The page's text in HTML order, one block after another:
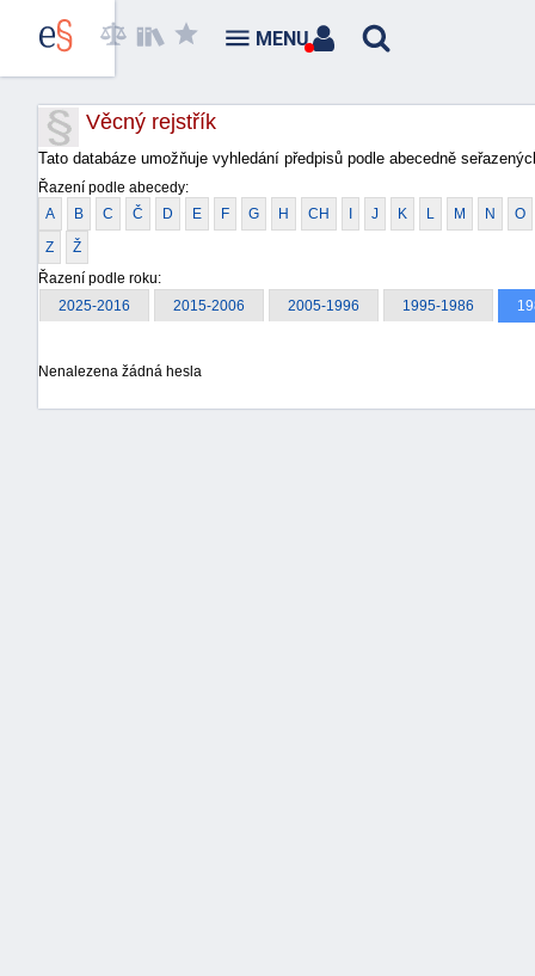
Věcný rejstřík
Tato databáze umožňuje vyhledání předpisů podle abecedně
Řazení podle abecedy:
A B C Č D E F G H CH I J K L M N O
Z Ž
Řazení podle roku:
2025-2016 2015-2006 2005-1996 1995-1986
Nenalezena žádná hesla
MENU